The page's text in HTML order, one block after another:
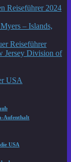
Reiseführer 2024
Reiseführer
USA
Aufenthalt
USA